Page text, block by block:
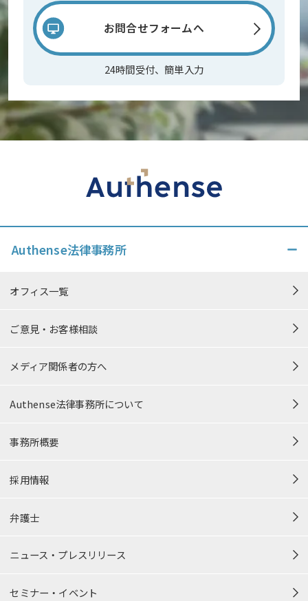
お問合せフォームへ
24時間受付、簡単入力
Authense法律事務所
オフィス一覧
ご意見・お客様相談
メディア関係者の方へ
Authense法律事務所について
事務所概要
採用情報
弁護士
ニュース・プレスリリース
セミナー・イベント